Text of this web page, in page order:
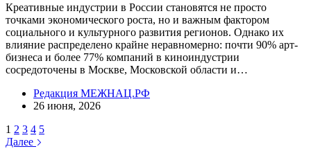
Креативные индустрии в России становятся не просто
точками экономического роста, но и важным фактором
социального и культурного развития регионов. Однако их
влияние распределено крайне неравномерно: почти 90% арт-
бизнеса и более 77% компаний в киноиндустрии
сосредоточены в Москве, Московской области и…
Редакция МЕЖНАЦ.РФ
26 июня, 2026
1 2 3 4 5
Далее